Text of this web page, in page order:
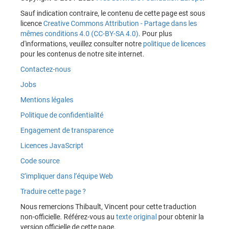
Sauf indication contraire, le contenu de cette page est sous
licenceCreative Commons Attribution - Partage dans les
mêmes conditions 4.0 (CC-BY-SA 4.0). Pour plus
d'informations, veuillez consulter notre politique de licences
pour les contenus de notre site internet.
Contactez-nous
Jobs
Mentions légales
Politique de confidentialité
Engagement de transparence
Licences JavaScript
Code source
S’impliquer dans l’équipe Web
Traduire cette page ?
Nous remercions Thibault, Vincent pour cette traduction
non-officielle. Référez-vous au texte original pour obtenir la
version officielle de cette page.